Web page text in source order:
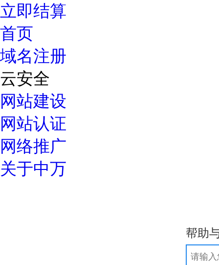
立即结算
首页
域名注册
云安全
网站建设
网站认证
网络推广
关于中万
域名续费whois查
溢价域名.集
帮助